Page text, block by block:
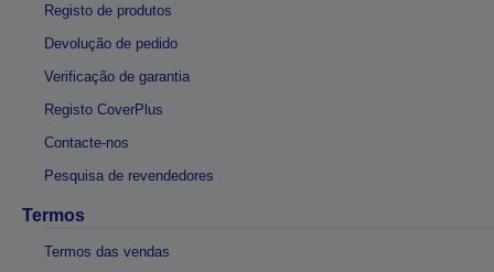
Registo de produtos
Devolução de pedido
Verificação de garantia
Registo CoverPlus
Contacte-nos
Pesquisa de revendedores
Termos
Termos das vendas